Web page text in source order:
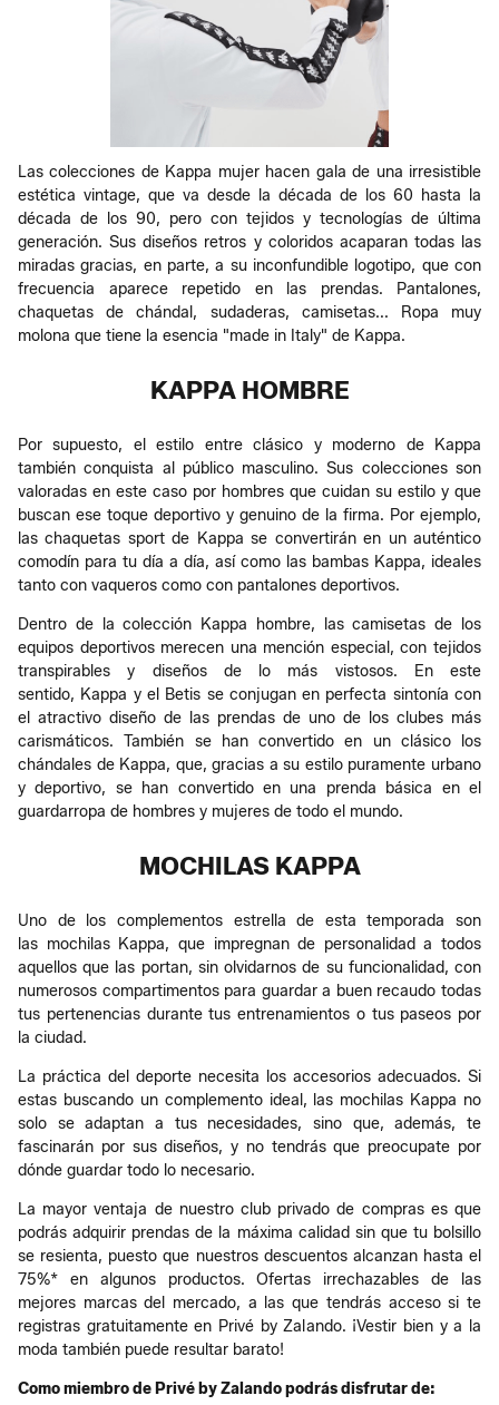
Las colecciones de Kappa mujer hacen gala de una irresistible
estética vintage, que va desde la década de los 60 hasta la
década de los 90, pero con tejidos y tecnologías de última
generación. Sus diseños retros y coloridos acaparan todas las
miradas gracias, en parte, a su inconfundible logotipo, que con
frecuencia aparece repetido en las prendas. Pantalones,
chaquetas de chándal, sudaderas, camisetas... Ropa muy
molona que tiene la esencia "made in Italy" de Kappa.
KAPPA HOMBRE
Por supuesto, el estilo entre clásico y moderno de Kappa
también conquista al público masculino. Sus colecciones son
valoradas en este caso por hombres que cuidan su estilo y que
buscan ese toque deportivo y genuino de la firma. Por ejemplo,
las chaquetas sport de Kappa se convertirán en un auténtico
comodín para tu día a día, así como las bambas Kappa, ideales
tanto con vaqueros como con pantalones deportivos.
Dentro de la colección Kappa hombre, las camisetas de los
equipos deportivos merecen una mención especial, con tejidos
transpirables y diseños de lo más vistosos. En este
sentido, Kappa y el Betis se conjugan en perfecta sintonía con
el atractivo diseño de las prendas de uno de los clubes más
carismáticos. También se han convertido en un clásico los
chándales de Kappa, que, gracias a su estilo puramente urbano
y deportivo, se han convertido en una prenda básica en el
guardarropa de hombres y mujeres de todo el mundo.
MOCHILAS KAPPA
Uno de los complementos estrella de esta temporada son
las mochilas Kappa, que impregnan de personalidad a todos
aquellos que las portan, sin olvidarnos de su funcionalidad, con
numerosos compartimentos para guardar a buen recaudo todas
tus pertenencias durante tus entrenamientos o tus paseos por
la ciudad.
La práctica del deporte necesita los accesorios adecuados. Si
estas buscando un complemento ideal, las mochilas Kappa no
solo se adaptan a tus necesidades, sino que, además, te
fascinarán por sus diseños, y no tendrás que preocupate por
dónde guardar todo lo necesario.
La mayor ventaja de nuestro club privado de compras es que
podrás adquirir prendas de la máxima calidad sin que tu bolsillo
se resienta, puesto que nuestros descuentos alcanzan hasta el
75%* en algunos productos. Ofertas irrechazables de las
mejores marcas del mercado, a las que tendrás acceso si te
registras gratuitamente en Privé by Zalando. ¡Vestir bien y a la
moda también puede resultar barato!
Como miembro de Privé by Zalando podrás disfrutar de: